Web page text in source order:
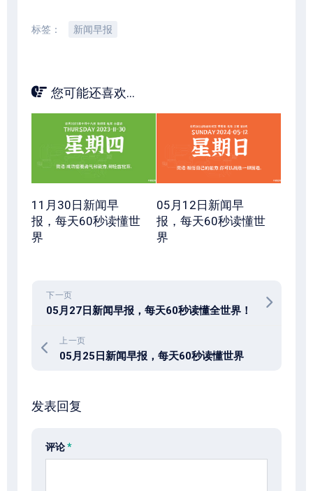
标签： 新闻早报
您可能还喜欢...
11月30日新闻早
报，每天60秒读懂世
界
05月12日新闻早
报，每天60秒读懂世
界
下一页
05月27日新闻早报，每天60秒读懂全世界！
上一页
05月25日新闻早报，每天60秒读懂世界
发表回复
评论*